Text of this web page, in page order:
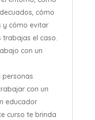
cómo
y cómo evitar
trabajas el caso.
con un
personas
con un
educador
curso te brinda